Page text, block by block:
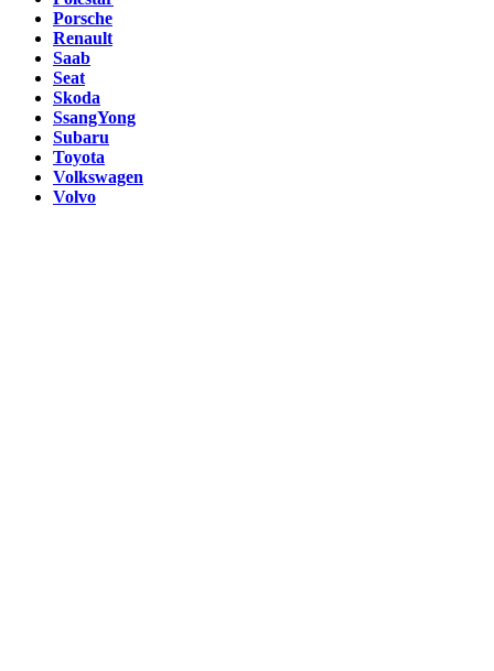
Porsche
Renault
Saab
Seat
Skoda
SsangYong
Subaru
Toyota
Volkswagen
Volvo